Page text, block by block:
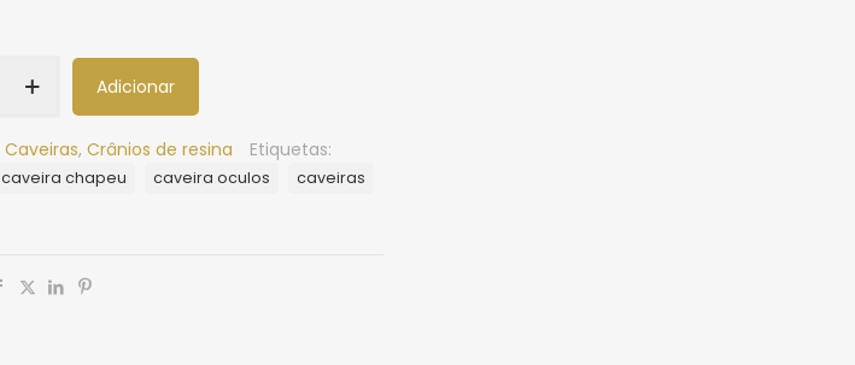
Adicionar
Caveiras, Crânios de resina Etiquetas:
caveira chapeu caveira oculos
caveiras